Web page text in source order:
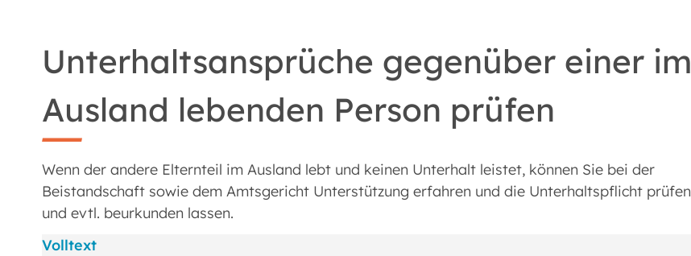
Unterhaltsansprüche gegenüber einer im
Ausland lebenden Person prüfen
Wenn der andere Elternteil im Ausland lebt und keinen Unterhalt leistet, können Sie bei der
Beistandschaft sowie dem Amtsgericht Unterstützung erfahren und die Unterhaltspflicht prüfen
und evtl. beurkunden lassen.
Volltext